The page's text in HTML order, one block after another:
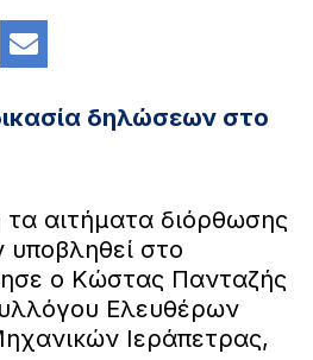
δηλώσεων στο
αιτήματα διόρθωσης
υποβληθεί στο
ο Κώστας Πανταζής
Ελευθέρων
Ιεράπετρας,